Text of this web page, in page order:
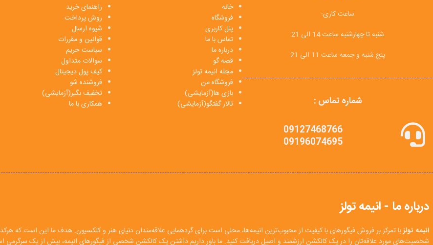
ساعت کاری:
شنبه تا چهارشنبه ساعت 14 الی 21
پنج شنبه و جمعه ساعت 11 الی 21
شماره تماس :
09127468766
09196074695
خانه
فروشگاه
پنل کاربری
تماس با ما
درباره ما
قصه گو
مجله انیمه تولز
فروشگاه من
بازی ها(آزمایشی)
تالار گفتگو(آزمایشی)
راهنمای خرید
روش پرداخت
شیوه ارسال
قوانین و مقررات
سیاست حریم
سوالات متداول
کیف پول دیجیتال
فروشنده شو
تخفیف بگیر(آزمایشی)
همکاری با ما
درباره ما - انیمه تولز
انیمه تولزبا تمرکز بر فروش فیگورهای با کیفیت از محبوب‌ترین انیمه‌ها، محلی است برای گردهمایی علاقه‌مندان دنیای هنر و کلکسیون. هدف ما این است که
شخصیت‌های مورد علاقه‌تان را در یک کالکشن ارزشمند و اصیل دریافت کنید. ما باور داریم داشتن یک کالکشن شخصی از فیگورهای انیمه، بیش از یک سرگرمی